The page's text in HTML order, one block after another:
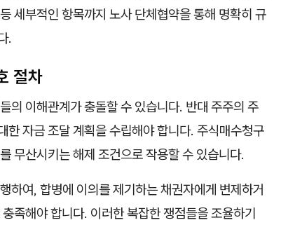
세부적인 항목까지 노사 단체협약을 통해 명확히 규
.
절차
의 이해관계가 충돌할 수 있습니다. 반대 주주의 주
한 자금 조달 계획을 수립해야 합니다. 주식매수청구
무산시키는 해제 조건으로 작용할 수 있습니다.
하여, 합병에 이의를 제기하는 채권자에게 변제하거
족해야 합니다. 이러한 복잡한 쟁점들을 조율하기